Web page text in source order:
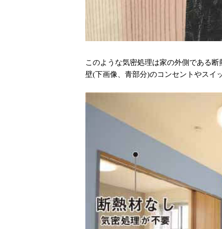
このような気密処理は家の外側である
壁(下画像、青部分)のコンセントやスイ